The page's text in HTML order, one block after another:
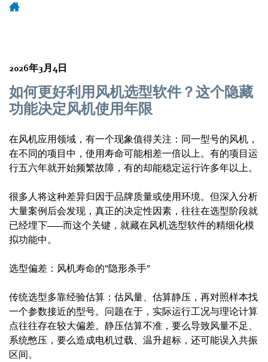
2026年3月4日
如何更好利用风机选型软件？这个隐藏
功能决定风机使用年限
在风机应用领域，有一个现象值得关注：同一型号的风机，
在不同的项目中，使用寿命可能相差一倍以上。有的项目运
行五六年就开始频繁故障，有的却能稳定运行许多年以上。
很多人将这种差异归因于品牌质量或使用环境。但深入分析
大量案例后会发现，真正的决定性因素，往往在选型阶段就
已经埋下——而这个关键，就藏在风机选型软件的精细化模
拟功能中。
选型偏差：风机寿命的“隐形杀手”
传统选型多靠经验估算：估风量、估算静压，再对照样本找
一个参数接近的型号。问题在于，实际运行工况与理论计算
点往往存在较大偏差。静压估算不准，要么导致风量不足、
系统憋压，要么造成电机过载、温升超标，还可能误入共振
区间。